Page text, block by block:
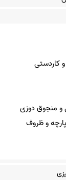
کاردستی
و منجوق دوزی
و ظروف